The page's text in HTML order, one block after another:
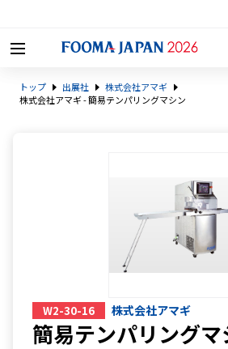
級の食品製造総合展〜 | 一般社
団法人 日本食品機械工業会主催
簡体中
トップ 出展社
株式会社アマギ
株式会社アマギ - 簡易テンパリングマシン
W2-30-16 株式会社アマギ
簡易テンパリングマ